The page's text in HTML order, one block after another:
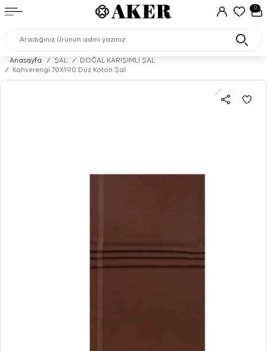
0
Anasayfa / ŞAL /
DOĞAL KARIŞIMLI ŞAL
/
Kahverengi 70X190 Düz Koton Şal